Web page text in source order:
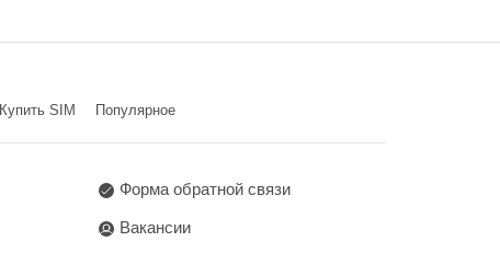
Купить SIM Популярное
Форма обратной связи
Вакансии